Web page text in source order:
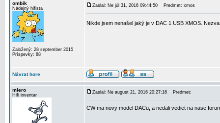
ombik
Nádejný hifista
Založený: 28 september 2015
Príspevky: 88
Zaslal: Ne júl 31, 2016 09:44:50 Predmet: xmos
Nikde jsem nenašel jaký je v DAC 1 USB XMOS.
Návrat hore
miero
Hifi inventar
Zaslal: Ne august 21, 2016 20:27:16 Predmet:
CW ma novy model DACu, a nedali vediet na nase